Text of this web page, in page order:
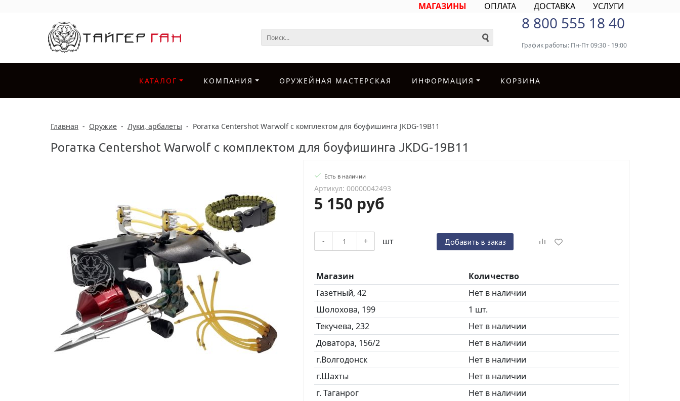
МАГАЗИНЫ ОПЛАТА ДОСТАВКА УСЛУГИ
8 800 555 18 40
График работы: Пн-Пт 09:30 - 19:00
КАТАЛОГ КОМПАНИЯ ОРУЖЕЙНАЯ МАСТЕРСКАЯ ИНФОРМАЦИЯ КОРЗИНА
Главная - Оружие - Луки, арбалеты - Рогатка Centershot Warwolf с комплектом для боуфишинга JKDG-19B11
Рогатка Centershot Warwolf с комплектом для боуфишинга JKDG-19B11
Есть в наличии
Артикул: 00000042493
5 150 руб
- + шт Добавить в заказ
Магазин
Количество
Газетный, 42
Нет в наличии
Шолохова, 199
1 шт.
Текучева, 232
Нет в наличии
Доватора, 156/2
Нет в наличии
г.Волгодонск
Нет в наличии
г.Шахты
Нет в наличии
г. Таганрог
Нет в наличии